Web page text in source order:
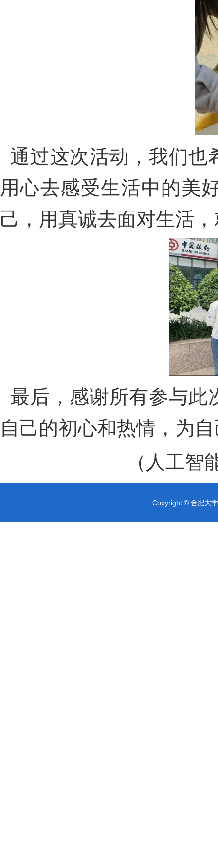
通过这次活动，我们也
用心去感受生活中的美
己，用真诚去面对生活
最后，感谢所有参与此
自己的初心和热情，为
（人工
Copyright © 合肥大